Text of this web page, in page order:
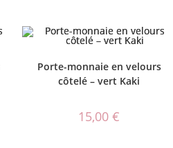
Porte-monnaie en velours
côtelé – vert Kaki
15,00 €